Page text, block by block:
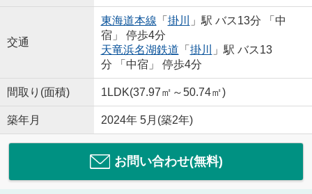
交通
東海道本線 「 掛川
」駅 バス13分 「中
宿」 停歩4分
天竜浜名湖鉄道 「 掛川
」駅 バス13
分 「中宿」 停歩4分
間取り(面積) 1LDK(37.97㎡～50.74㎡)
築年月 2024年 5月(築2年)
お問い合わせ(無料)